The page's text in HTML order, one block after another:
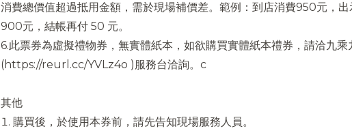
消費總價值超過抵用金額，需於現場補價差。範例：到店消費950元，
900元，結帳再付 50 元。
6.此票券為虛擬禮物券，無實體紙本，如欲購買實體紙本禮券，請洽九乘
(https://reurl.cc/YVLz4o )服務台洽詢。c
其他
購買後，於使用本券前，請先告知現場服務人員。